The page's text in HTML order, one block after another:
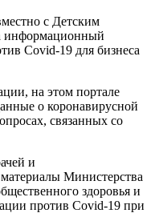
с Детским
информационный
Covid-19 для бизнеса
на этом портале
о коронавирусной
связанных со
и
Министерства
здоровья и
против Covid-19 при